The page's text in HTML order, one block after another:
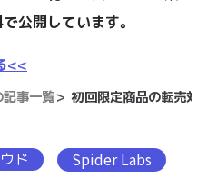
公開しています。
<<
事一覧 初回限定商品の転売対
ド Spider Labs